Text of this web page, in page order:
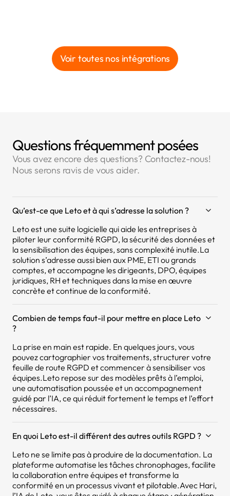
Voir toutes nos intégrations
Questions fréquemment posées
Vous avez encore des questions? Contactez-nous!
Nous serons ravis de vous aider.
Qu’est-ce que Leto et à qui s’adresse la solution ?
Leto est une suite logicielle qui aide les entreprises à
piloter leur conformité RGPD, la sécurité des données et
la sensibilisation des équipes, sans complexité inutile.La
solution s’adresse aussi bien aux PME, ETI ou grands
comptes, et accompagne les dirigeants, DPO, équipes
juridiques, RH et techniques dans la mise en œuvre
concrète et continue de la conformité.
Combien de temps faut-il pour mettre en place Leto
?
La prise en main est rapide. En quelques jours, vous
pouvez cartographier vos traitements, structurer votre
feuille de route RGPD et commencer à sensibiliser vos
équipes.Leto repose sur des modèles prêts à l’emploi,
une automatisation poussée et un accompagnement
guidé par l’IA, ce qui réduit fortement le temps et l’effort
nécessaires.
En quoi Leto est-il différent des autres outils RGPD ?
Leto ne se limite pas à produire de la documentation. La
plateforme automatise les tâches chronophages, facilite
la collaboration entre équipes et transforme la
conformité en un processus vivant et pilotable.Avec Hari,